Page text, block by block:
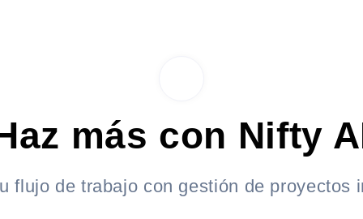
más con Nifty
flujo de trabajo con gestión de proyectos